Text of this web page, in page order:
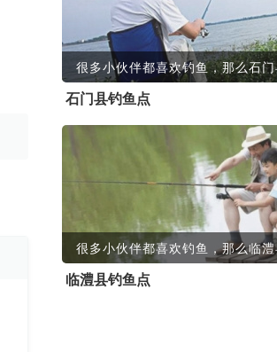
很多小伙伴都喜欢钓鱼，那么石
石门县钓鱼点
很多小伙伴都喜欢钓鱼，那么临
临澧县钓鱼点